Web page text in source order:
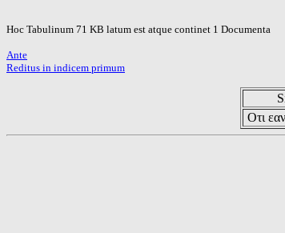
Hoc Tabulinum 71 KB latum est atque continet 1 Documenta
Ante
Reditus in indicem primum
Οτι